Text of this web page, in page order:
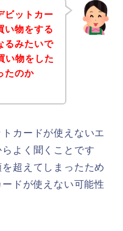
ビットカー
い物をする
るみたいで
い物をした
たのか
カードが使えないエ
よく聞くことです
超えてしまったため
ドが使えない可能性